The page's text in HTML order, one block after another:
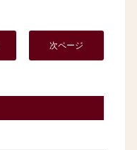
次ページ